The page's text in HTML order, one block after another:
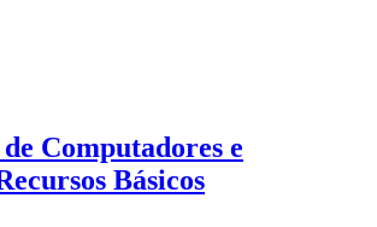
Computadores e
Básicos